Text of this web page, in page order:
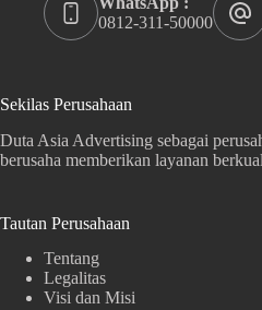
0812-311-50000
Sekilas Perusahaan
Duta Asia Advertising sebagai
berusaha memberikan layanan
Tautan Perusahaan
Tentang
Legalitas
Visi dan Misi